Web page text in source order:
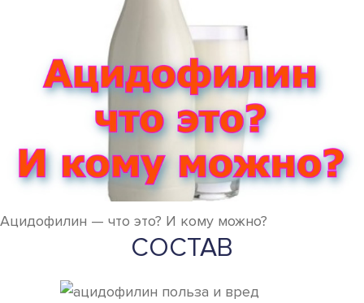
Ацидофилин — что это? И кому можно?
СОСТАВ